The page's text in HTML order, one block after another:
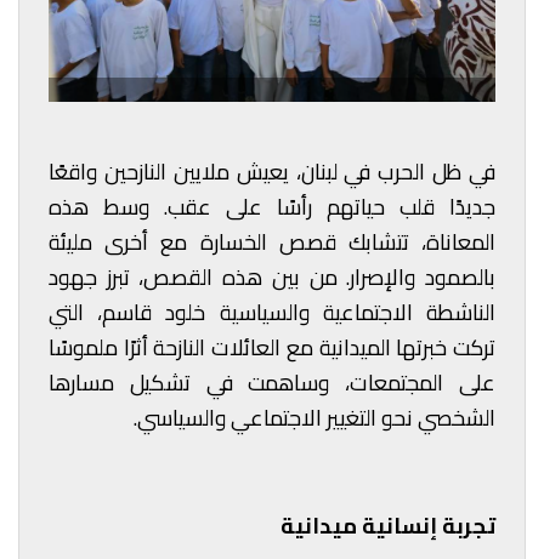
في ظل الحرب في لبنان، يعيش ملايين النازحين واقعًا
جديدًا قلب حياتهم رأسًا على عقب. وسط هذه
المعاناة، تتشابك قصص الخسارة مع أخرى مليئة
بالصمود والإصرار. من بين هذه القصص، تبرز جهود
الناشطة الاجتماعية والسياسية خلود قاسم، التي
تركت خبرتها الميدانية مع العائلات النازحة أثرًا ملموسًا
على المجتمعات، وساهمت في تشكيل مسارها
الشخصي نحو التغيير الاجتماعي والسياسي.
تجربة إنسانية ميدانية